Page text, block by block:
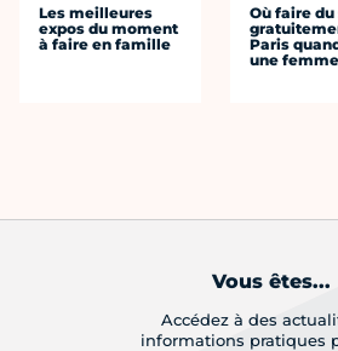
Les meilleures
expos du moment
à faire en famille
Où faire
Paris
une
Vous êtes...
Accédez à des
informations pratiques